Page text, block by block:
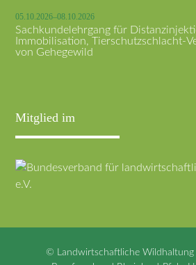
05.10.2026–08.10.2026
Sachkundelehrgang für
Immobilisation, Tierschutzschlacht-
von Gehegewild
Mitglied im
© Landwirtschaftliche Wildhaltung